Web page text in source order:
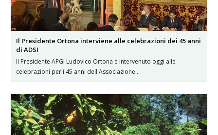
Il Presidente Ortona interviene alle celebrazioni dei 45 anni
di ADSI
Il Presidente APGI Ludovico Ortona è intervenuto oggi alle
celebrazioni per i 45 anni dell'Associazione…